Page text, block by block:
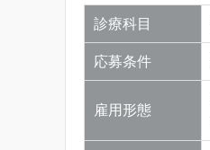
診療科目
応募条件
雇用形態